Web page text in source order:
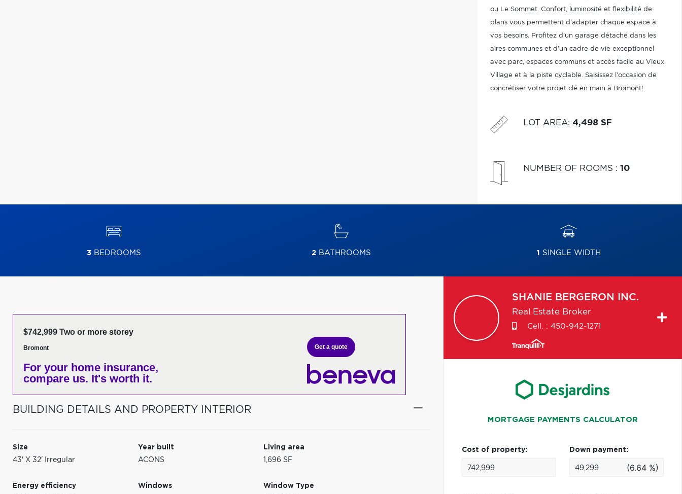
ou Le Sommet. Confort, luminosité et flexibilité de
plans vous permettent d'adapter chaque espace à
vos besoins. Profitez d'un garage détaché dans les
aires communes et d'un cadre de vie exceptionnel
avec parc, espaces communs et accès facile au Vieux
Village et à la piste cyclable. Saisissez l'occasion de
concrétiser votre projet clé en main à Bromont!
LOT AREA: 4,498 SF
NUMBER OF ROOMS : 10
3BEDROOMS 2BATHROOMS 1 SINGLE WIDTH
$742,999 Two or more storey
Bromont
For your home insurance,
compare us. It's worth it.
Get a quote
BUILDING DETAILS AND PROPERTY INTERIOR
Size
43' X 32' Irregular
Year built
ACONS
Living area
1,696 SF
Energy efficiency
Windows
Window Type
SHANIE BERGERON INC.
Real Estate Broker
Cell. : 450-942-1271
MORTGAGE PAYMENTS CALCULATOR
Cost of property: Down payment:
(6.64 %)